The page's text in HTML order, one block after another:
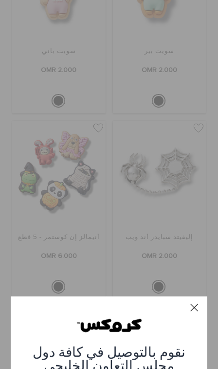
نقوم بالتوصيل في كافة دول
مجلس التعاون الخليجي
سويت بير
OMR 2.000
سويت باني
OMR 2.000
إليفيتد سبايدر أند ويب
OMR 2.000
أنيمالز إن كوستمز - 5 قطع
OMR 6.000